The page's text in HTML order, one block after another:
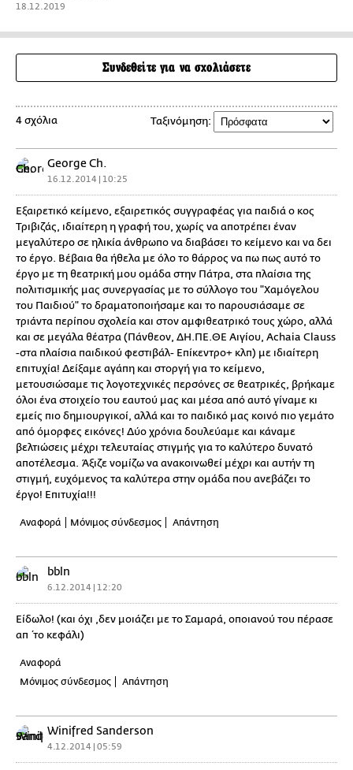
18.12.2019
Συνδεθείτε για να σχολιάσετε
4 σχόλια Ταξινόμηση:
George Ch.
16.12.2014 | 10:25
Εξαιρετικό κείμενο, εξαιρετικός συγγραφέας για παιδιά ο κος
Τριβιζάς, ιδιαίτερη η γραφή του, χωρίς να αποτρέπει έναν
μεγαλύτερο σε ηλικία άνθρωπο να διαβάσει το κείμενο και να δει
το έργο. Βέβαια θα ήθελα με όλο το θάρρος να πω πως αυτό το
έργο με τη θεατρική μου ομάδα στην Πάτρα, στα πλαίσια της
πολιτισμικής μας συνεργασίας με το σύλλογο του "Χαμόγελου
του Παιδιού" το δραματοποιήσαμε και το παρουσιάσαμε σε
τριάντα περίπου σχολεία και στον αμφιθεατρικό τους χώρο, αλλά
και σε μεγάλα θέατρα (Πάνθεον, ΔΗ.ΠΕ.ΘΕ Αιγίου, Achaia Clauss
-στα πλαίσια παιδικού φεστιβάλ- Επίκεντρο+ κλπ) με ιδιαίτερη
επιτυχία! Δείξαμε αγάπη και στοργή για το κείμενο,
μετουσιώσαμε τις λογοτεχνικές περσόνες σε θεατρικές, βρήκαμε
όλοι ένα στοιχείο του εαυτού μας και μέσα από αυτό γίναμε κι
εμείς πιο δημιουργικοί, αλλά και το παιδικό μας κοινό πιο γεμάτο
από όμορφες εικόνες! Δύο χρόνια δουλεύαμε και κάναμε
βελτιώσεις μέχρι τελευταίας στιγμής για το καλύτερο δυνατό
αποτέλεσμα. Άξιζε νομίζω να ανακοινωθεί μέχρι και αυτήν τη
στιγμή, ευχόμενος τα καλύτερα στην ομάδα που ανεβάζει το
έργο! Επιτυχία!!!
Αναφορά Μόνιμος σύνδεσμος Απάντηση
bbln
6.12.2014 | 12:20
Είδωλο! (και όχι ,δεν μοιάζει με το Σαμαρά, οποιανού του πέρασε
απ΄το κεφάλι)
Αναφορά
Μόνιμος σύνδεσμος
Απάντηση
Winifred Sanderson
4.12.2014 | 05:59